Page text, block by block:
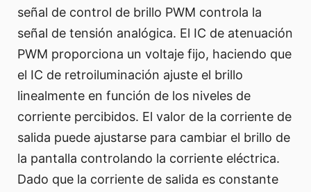
señal de control de brillo PWM controla la
señal de tensión analógica. El IC de atenuación
PWM proporciona un voltaje fijo, haciendo que
el IC de retroiluminación ajuste el brillo
linealmente en función de los niveles de
corriente percibidos. El valor de la corriente de
salida puede ajustarse para cambiar el brillo de
la pantalla controlando la corriente eléctrica.
Dado que la corriente de salida es constante